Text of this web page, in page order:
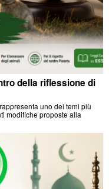
della riflessione di
uno dei temi più
modifiche proposte alla